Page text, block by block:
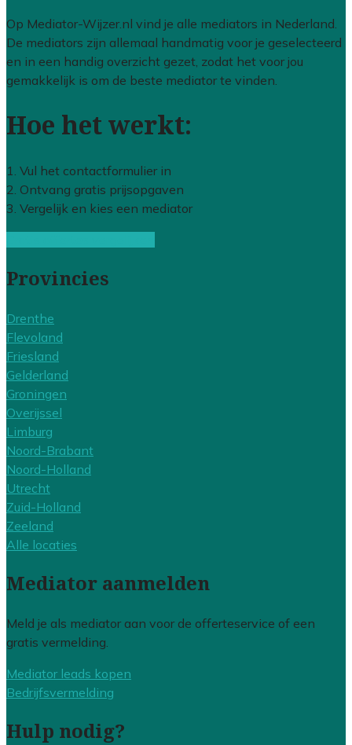
Op Mediator-Wijzer.nl vind je alle mediators in Nederland.
De mediators zijn allemaal handmatig voor je geselecteerd
en in een handig overzicht gezet, zodat het voor jou
gemakkelijk is om de beste mediator te vinden.
Hoe het werkt:
1. Vul het contactformulier in
2. Ontvang gratis prijsopgaven
3. Vergelijk en kies een mediator
Provincies
Drenthe
Flevoland
Friesland
Gelderland
Groningen
Overijssel
Limburg
Noord-Brabant
Noord-Holland
Utrecht
Zuid-Holland
Zeeland
Alle locaties
Mediator aanmelden
Meld je als mediator aan voor de offerteservice of een
gratis vermelding.
Mediator leads kopen
Bedrijfsvermelding
Hulp nodig?